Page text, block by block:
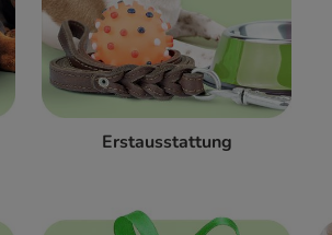
Erstausstattung